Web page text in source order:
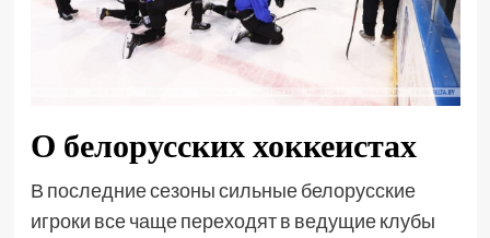
О белорусских хоккеистах
В последние сезоны сильные белорусские
игроки все чаще переходят в ведущие клубы